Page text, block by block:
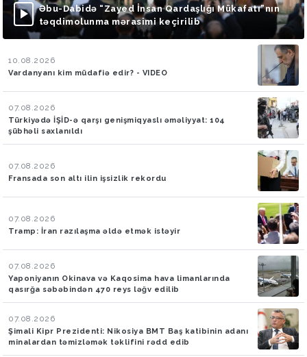
Əbu-Dabidə “Zayed İnsan Qardaşlığı Mükafatı”nın
təqdimolunma mərasimi keçirilib
10.08.2026
Vardanyanı kim müdafiə edir? - VIDEO
07.08.2026
Türkiyədə İŞİD-ə qarşı genişmiqyaslı əməliyyat: 104
şübhəli saxlanıldı
07.08.2026
Fransada son altı ilin işsizlik rekordu
07.08.2026
Tramp: İran razılaşma əldə etmək istəyir
07.08.2026
Yaponiyanın Okinava və Kaqosima hava limanlarında
qasırğa səbəbindən 470 reys ləğv edilib
07.08.2026
Şimali Kipr Prezidenti: Nikosiya BMT Baş katibinin adanı
minalardan təmizləmək təklifini rədd edib